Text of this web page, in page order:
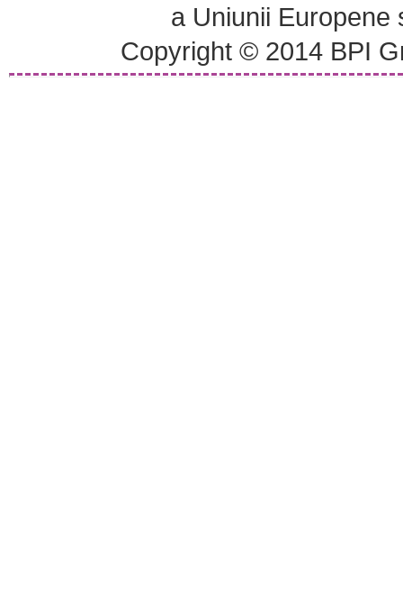
a Uniunii Europene
Copyright © 2014 BPI